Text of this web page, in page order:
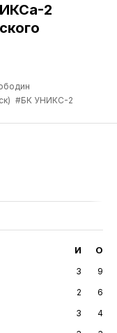
2
#БК УНИКС-2
И О
3
9
2
6
3
4